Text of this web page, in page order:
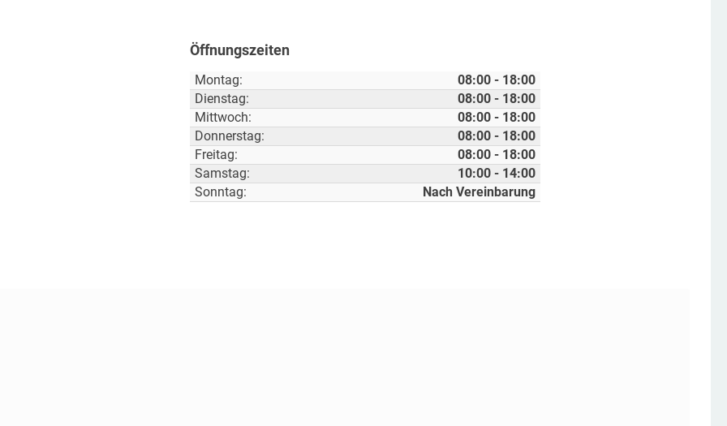
Öffnungszeiten
Montag:
08:00 - 18:00
Dienstag:
08:00 - 18:00
Mittwoch:
08:00 - 18:00
Donnerstag:
08:00 - 18:00
Freitag:
08:00 - 18:00
Samstag:
10:00 - 14:00
Sonntag:
Nach Vereinbarung